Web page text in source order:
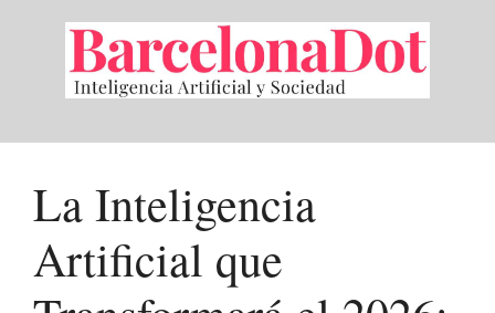
contenido
La Inteligencia
Artificial que